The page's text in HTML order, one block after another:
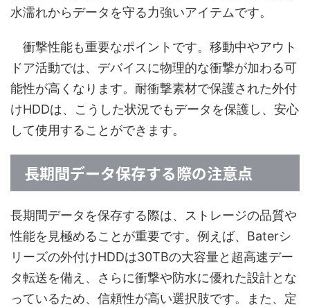
水濡れからデータを守る力強いアイテムです。
衝撃性能も重要なポイントです。移動中やアウト
ドア活動では、デバイスに物理的な衝撃が加わる可
能性が高くなります。耐衝撃素材で保護された外付
けHDDは、こうした状況でもデータを保護し、安心
して使用することができます。
長期間データ保存する際の注意点
長期間データを保存する際は、ストレージの品質や
性能を見極めることが重要です。例えば、Baterシ
リーズの外付けHDDは30TBの大容量と超高速デー
タ転送を備え、さらに衝撃や防水に優れた設計とな
っているため、信頼性が高い選択肢です。また、定